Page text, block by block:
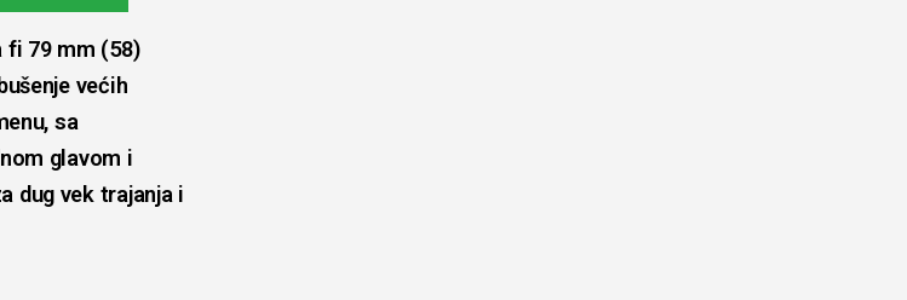
fi 79 mm (58)
većih
sa
glavom i
dug vek trajanja i